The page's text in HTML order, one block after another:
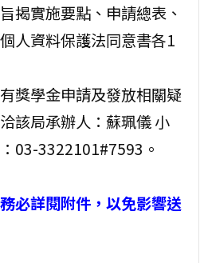
揭實施要點、申請總表、
人資料保護法同意書各1
獎學金申請及發放相關疑
該局承辦人：蘇珮儀 小
03-3322101#7593。
務必詳閱附件，以免影響送